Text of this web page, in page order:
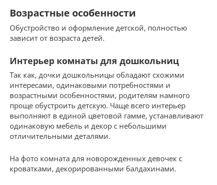
Возрастные особенности
Обустройство и оформление детской, полностью
зависит от возраста детей.
Интерьер комнаты для дошкольниц
Так как, дочки дошкольницы обладают схожими
интересами, одинаковыми потребностями и
возрастными особенностями, родителям намного
проще обустроить детскую. Чаще всего интерьер
выполняют в единой цветовой гамме, устанавливают
одинаковую мебель и декор с небольшими
отличительными деталями.
На фото комната для новорожденных девочек с
кроватками, декорированными балдахинами.